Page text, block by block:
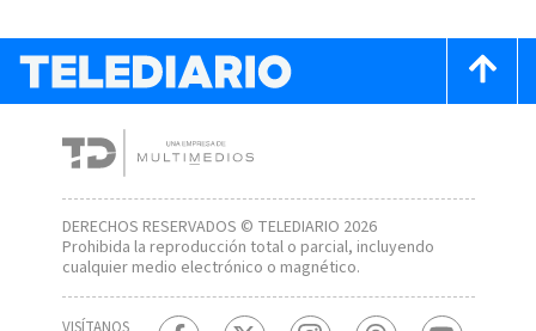
DERECHOS RESERVADOS © TELEDIARIO 2026
Prohibida la reproducción total o parcial, incluyendo
cualquier medio electrónico o magnético.